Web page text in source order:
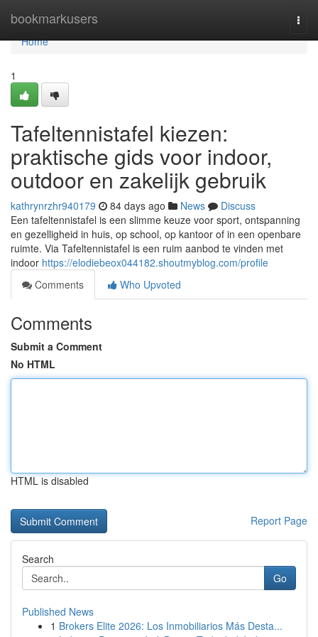
bookmarkusers
Home
Home
1
Tafeltennistafel kiezen:
praktische gids voor indoor,
outdoor en zakelijk gebruik
kathrynrzhr940179 84 days ago News
Discuss
Een tafeltennistafel is een slimme keuze voor sport, ontspanning
en gezelligheid in huis, op school, op kantoor of in een openbare
ruimte. Via Tafeltennistafel is een ruim aanbod te vinden met
indoor https://elodiebeox044182.shoutmyblog.com/profile
Comments
Who Upvoted
Comments
Submit a Comment
No HTML
HTML is disabled
Report Page
Search
Go
Published News
1 Brokers Elite 2026: Los Inmobiliarios Más Desta...